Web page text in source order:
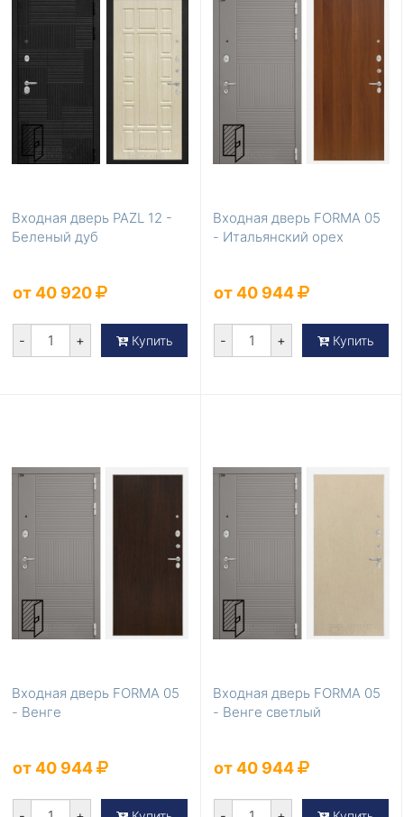
Входная дверь PAZL 12 -
Беленый дуб
от 40 920
- + Купить
Входная дверь FORMA 05
- Итальянский орех
от 40 944
- + Купить
Входная дверь FORMA 05
- Венге
от 40 944
Входная дверь FORMA 05
- Венге светлый
от 40 944